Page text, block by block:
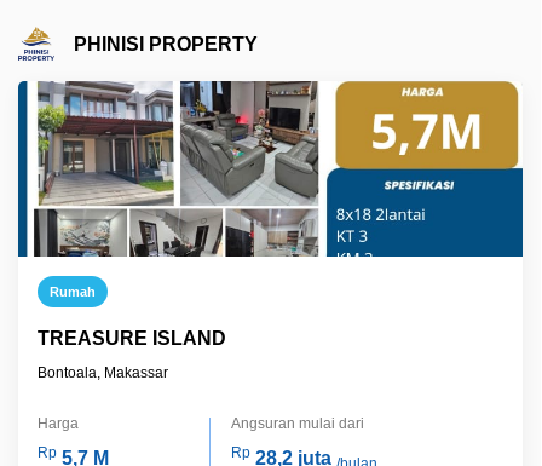
PHINISI PROPERTY
Rumah
TREASURE ISLAND
Bontoala, Makassar
Harga
Rp 5,7 M
Angsuran mulai dari
Rp 28,2 juta